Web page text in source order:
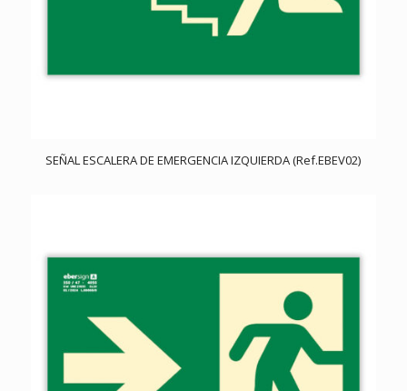
SEÑAL ESCALERA DE EMERGENCIA IZQUIERDA (Ref.EBEV02)